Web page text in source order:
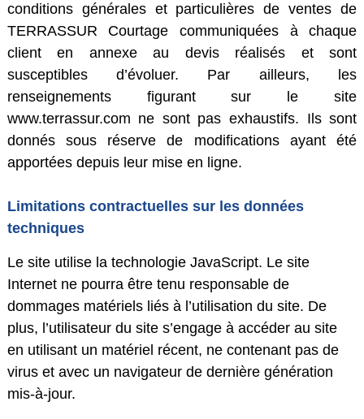
conditions générales et particulières de ventes de
TERRASSUR Courtage communiquées à chaque
client en annexe au devis réalisés et sont
susceptibles d’évoluer. Par ailleurs, les
renseignements figurant sur le site
www.terrassur.com ne sont pas exhaustifs. Ils sont
donnés sous réserve de modifications ayant été
apportées depuis leur mise en ligne.
Limitations contractuelles sur les données
techniques
Le site utilise la technologie JavaScript. Le site
Internet ne pourra être tenu responsable de
dommages matériels liés à l’utilisation du site. De
plus, l’utilisateur du site s’engage à accéder au site
en utilisant un matériel récent, ne contenant pas de
virus et avec un navigateur de dernière génération
mis-à-jour.